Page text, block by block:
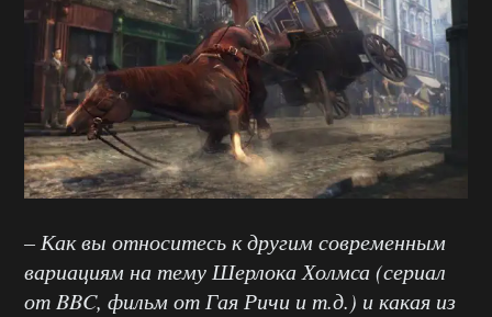
– Как вы относитесь к другим современным
вариациям на тему Шерлока Холмса (сериал
от BBC, фильм от Гая Ричи и т.д.) и какая из